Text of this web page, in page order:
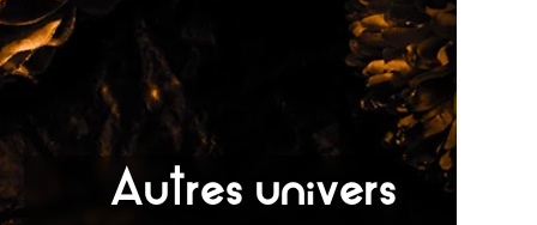
Autres univers